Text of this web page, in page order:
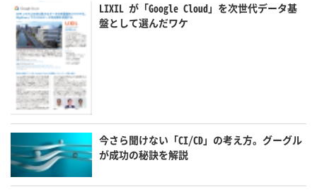
LIXIL が「Google Cloud」を次世代データ基
盤として選んだワケ
今さら聞けない「CI/CD」の考え方。グーグル
が成功の秘訣を解説